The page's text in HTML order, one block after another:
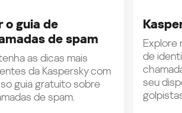
o guia de
de spam
as dicas mais
da Kaspersky com
guia gratuito sobre
de spam.
Explore
de
seu